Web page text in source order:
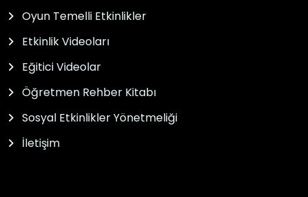
Oyun Temelli Etkinlikler
Etkinlik Videoları
Eğitici Videolar
Öğretmen Rehber Kitabı
Sosyal Etkinlikler Yönetmeliği
İletişim